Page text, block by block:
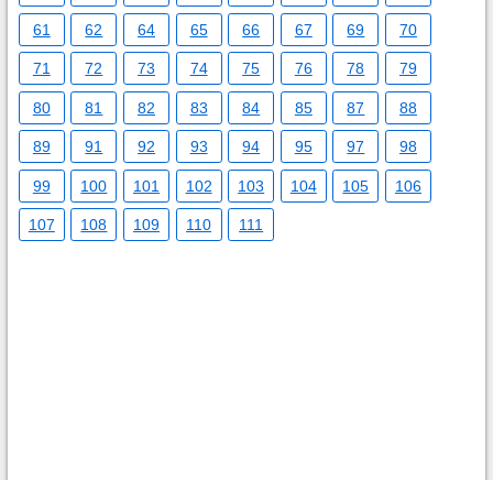
61 62 64 65 66 67 69 70
71 72 73 74 75 76 78 79
80 81 82 83 84 85 87 88
89 91 92 93 94 95 97 98
99 100 101 102 103 104 105 106
107 108 109 110 111